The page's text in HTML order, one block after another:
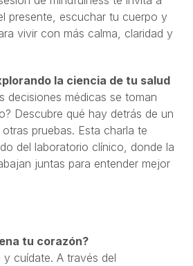
presente, escuchar tu cuerpo y
vivir con más calma, claridad y
la ciencia de tu salud
decisiones médicas se toman
Descubre qué hay detrás de un
pruebas. Esta charla te
del laboratorio clínico, donde la
juntas para entender mejor
tu corazón?
cuídate. A través del